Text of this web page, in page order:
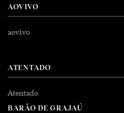
AOVIVO
aovivo
ATENTADO
Atentado
BARÃO DE GRAJAÚ